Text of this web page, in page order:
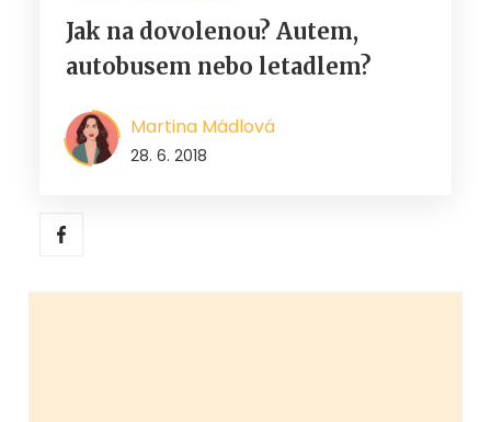
Jak na dovolenou? Autem,
autobusem nebo letadlem?
Martina Mádlová
28. 6. 2018